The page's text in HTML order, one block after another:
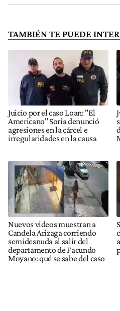
TAMBIÉN TE PUEDE
Juicio por el caso Loan: "El
Americano" Soria denunció
agresiones en la cárcel e
irregularidades en la causa
Nuevos videos muestran a
Candela Arizaga corriendo
semidesnuda al salir del
departamento de Facundo
Moyano: qué se sabe del caso